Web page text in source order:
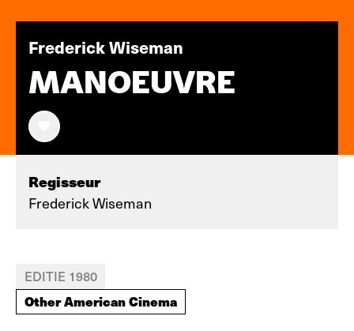
Frederick Wiseman
MANOEUVRE
Regisseur
Frederick Wiseman
EDITIE 1980
Other American Cinema